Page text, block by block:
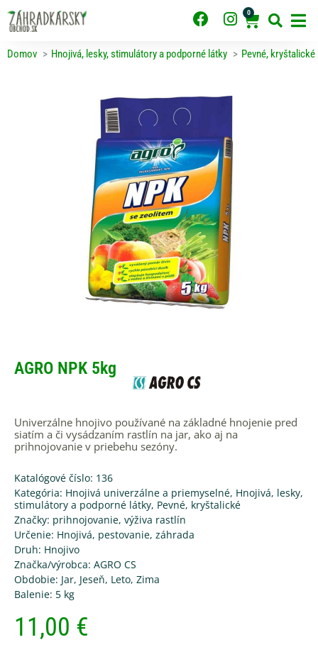
na
obsah
F
c
o
I
s
g
m
0
Cart
Domov Hnojivá, lesky, stimulátory a podporné látky Pevné, kryštalické
AGRO NPK 5kg
Univerzálne hnojivo používané na základné hnojenie pred
siatím a či vysádzaním rastlín na jar, ako aj na
prihnojovanie v priebehu sezóny.
Katalógové číslo: 136
Kategória: Hnojivá univerzálne a priemyselné, Hnojivá, lesky,
stimulátory a podporné látky, Pevné, kryštalické
Značky: prihnojovanie, výživa rastlín
Určenie: Hnojivá, pestovanie, záhrada
Druh: Hnojivo
Značka/výrobca: AGRO CS
Obdobie: Jar, Jeseň, Leto, Zima
Balenie: 5 kg
11,00 €